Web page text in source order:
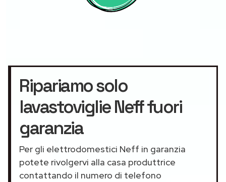
Ripariamo solo
lavastoviglie Neff fuori
garanzia
Per gli elettrodomestici Neff in garanzia
potete rivolgervi alla casa produttrice
contattando il numero di telefono